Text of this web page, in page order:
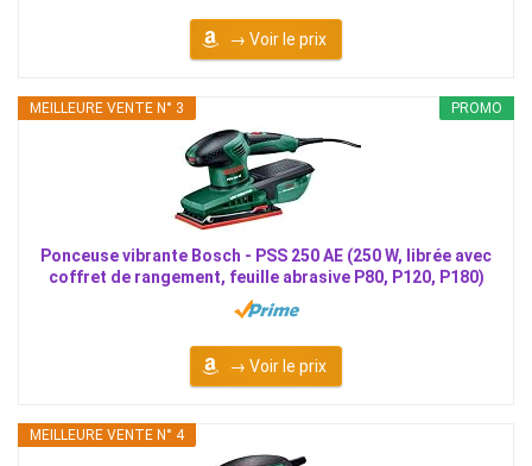
→ Voir le prix
PROMO
MEILLEURE VENTE N° 3
Ponceuse vibrante Bosch - PSS 250 AE (250 W, librée avec
coffret de rangement, feuille abrasive P80, P120, P180)
→ Voir le prix
MEILLEURE VENTE N° 4